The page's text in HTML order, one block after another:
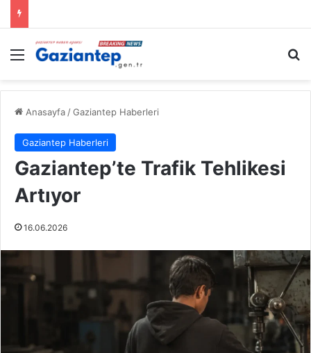
Menü
Anasayfa /Gaziantep Haberleri
Gaziantep Haberleri
Gaziantep’te Trafik Tehlikesi
Artıyor
16.06.2026